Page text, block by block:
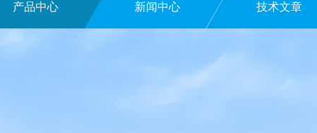
产品中心 新闻中心 技术文章